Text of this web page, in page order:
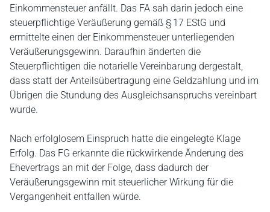
Einkommensteuer anfällt. Das FA sah darin jedoch eine
steuerpflichtige Veräußerung gemäß § 17 EStG und
ermittelte einen der Einkommensteuer unterliegenden
Veräußerungsgewinn. Daraufhin änderten die
Steuerpflichtigen die notarielle Vereinbarung dergestalt,
dass statt der Anteilsübertragung eine Geldzahlung und im
Übrigen die Stundung des Ausgleichsanspruchs vereinbart
wurde.
Nach erfolglosem Einspruch hatte die eingelegte Klage
Erfolg. Das FG erkannte die rückwirkende Änderung des
Ehevertrags an mit der Folge, dass dadurch der
Veräußerungsgewinn mit steuerlicher Wirkung für die
Vergangenheit entfallen würde.